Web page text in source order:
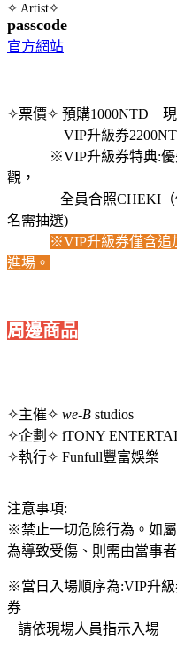
✧ Artist✧
passcode
官方網站
✧票價✧ 預購1000NTD 現
VIP升級券
※VIP升級券特典:優先
觀，
全員合照CHEKI（僅
名需抽選)
※VIP升級券僅含追
進場。
周邊商品
✧主催✧ we-B studios
✧企劃✧ iTONY
✧執行✧ Funfull豐富娛樂
注意事項:
※禁止一切危險行為。如
為導致受傷、則需由當事
※當日入場順序為:VIP升
券
請依現場人員指示入場